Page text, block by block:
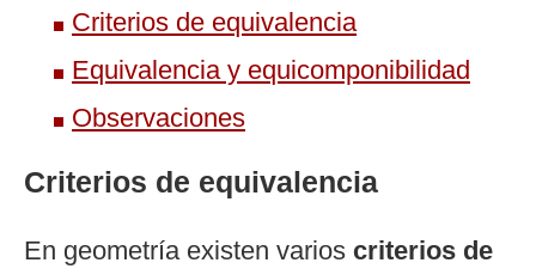
Criterios de equivalencia
Equivalencia y equicomponibilidad
Observaciones
Criterios de equivalencia
En geometría existen varios criterios de